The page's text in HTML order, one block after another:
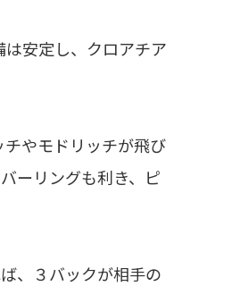
安定し、クロアチア
やモドリッチが飛び
ーリングも利き、ピ
、３バックが相手の